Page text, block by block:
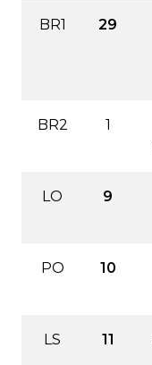
BR1 29
BR2 1
LO 9
PO 10
LS 11